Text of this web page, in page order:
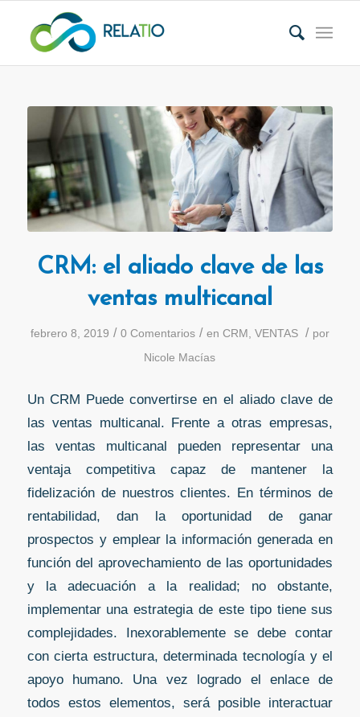
CRM: el aliado clave de las
ventas multicanal
febrero 8, 2019 / 0 Comentarios / en CRM, VENTAS / por
Nicole Macías
Un CRM Puede convertirse en el aliado clave de
las ventas multicanal. Frente a otras empresas,
las ventas multicanal pueden representar una
ventaja competitiva capaz de mantener la
fidelización de nuestros clientes. En términos de
rentabilidad, dan la oportunidad de ganar
prospectos y emplear la información generada en
función del aprovechamiento de las oportunidades
y la adecuación a la realidad; no obstante,
implementar una estrategia de este tipo tiene sus
complejidades. Inexorablemente se debe contar
con cierta estructura, determinada tecnología y el
apoyo humano. Una vez logrado el enlace de
todos estos elementos, será posible interactuar